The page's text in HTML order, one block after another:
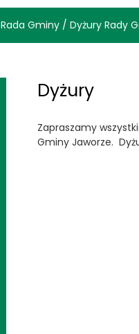
Rada Gminy / Dyżury Rady
Dyżury
Zapraszamy
Gminy Jaworze.